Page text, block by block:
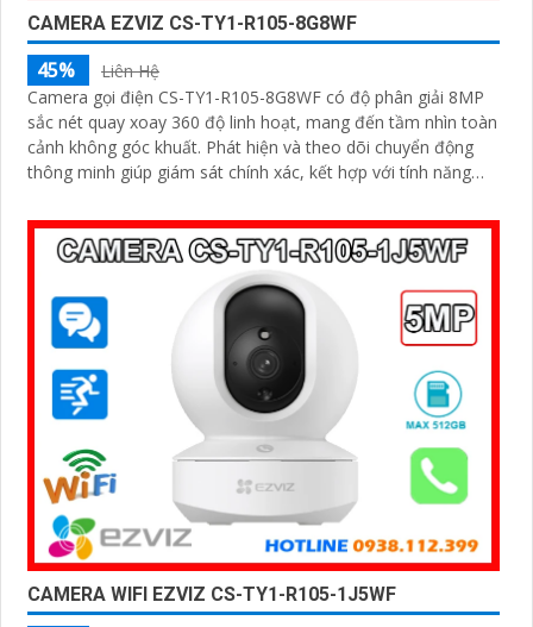
CAMERA EZVIZ CS-TY1-R105-8G8WF
45%
Liên Hệ
Camera gọi điện CS-TY1-R105-8G8WF có độ phân giải 8MP
sắc nét quay xoay 360 độ linh hoạt, mang đến tầm nhìn toàn
cảnh không góc khuất. Phát hiện và theo dõi chuyển động
thông minh giúp giám sát chính xác, kết hợp với tính năng
CAMERA WIFI EZVIZ CS-TY1-R105-1J5WF